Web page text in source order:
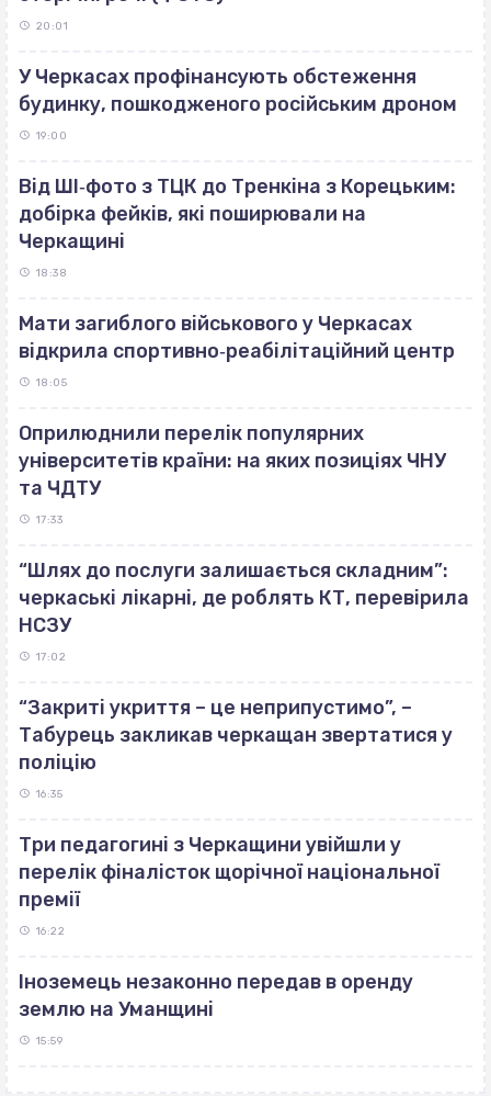
20:01
У Черкасах профінансують обстеження
будинку, пошкодженого російським дроном
19:00
Від ШІ‐фото з ТЦК до Тренкіна з Корецьким:
добірка фейків, які поширювали на
Черкащині
18:38
Мати загиблого військового у Черкасах
відкрила спортивно‐реабілітаційний центр
18:05
Оприлюднили перелік популярних
університетів країни: на яких позиціях ЧНУ
та ЧДТУ
17:33
“Шлях до послуги залишається складним”:
черкаські лікарні, де роблять КТ, перевірила
НСЗУ
17:02
“Закриті укриття – це неприпустимо”, –
Табурець закликав черкащан звертатися у
поліцію
16:35
Три педагогині з Черкащини увійшли у
перелік фіналісток щорічної національної
премії
16:22
Іноземець незаконно передав в оренду
землю на Уманщині
15:59